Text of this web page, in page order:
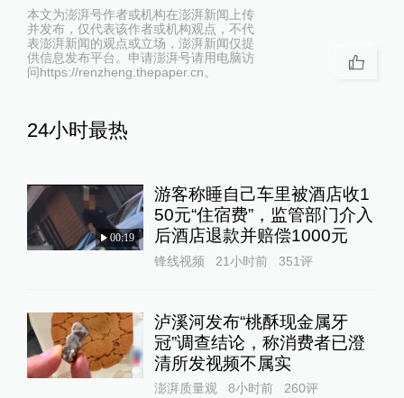
本文为澎湃号作者或机构在澎湃新闻上传
并发布，仅代表该作者或机构观点，不代
表澎湃新闻的观点或立场，澎湃新闻仅提
供信息发布平台。申请澎湃号请用电脑访
问https://renzheng.thepaper.cn。
24小时最热
00:19
游客称睡自己车里被酒店收1
50元“住宿费”，监管部门介入
后酒店退款并赔偿1000元
锋线视频 21小时前 351评
泸溪河发布“桃酥现金属牙
冠”调查结论，称消费者已澄
清所发视频不属实
澎湃质量观 8小时前 260评